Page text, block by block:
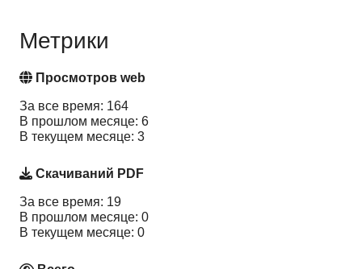
Метрики
Просмотров web
За все время: 164
В прошлом месяце: 6
В текущем месяце: 3
Скачиваний PDF
За все время: 19
В прошлом месяце: 0
В текущем месяце: 0